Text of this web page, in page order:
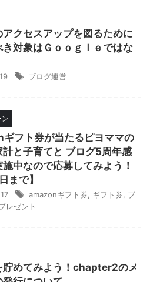
アクセスアップを図るために
き対象はＧｏｏｇｌｅではな
ブログ運営
ン
フト券が当たるピヨママの
計と子育てと ブログ5周年感
中なので応募してみよう！
まで】
amazonギフト券 ギフト券
ブ
レゼント
貯めてみよう！chapter2のメ